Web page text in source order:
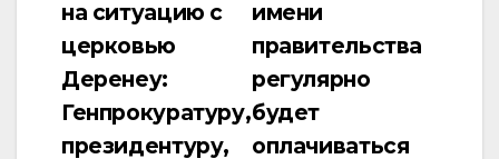
имени
правительства
регулярно
будет
оплачиваться
на ситуацию с
церковью
Деренеу:
Генпрокуратуру,
президентуру,